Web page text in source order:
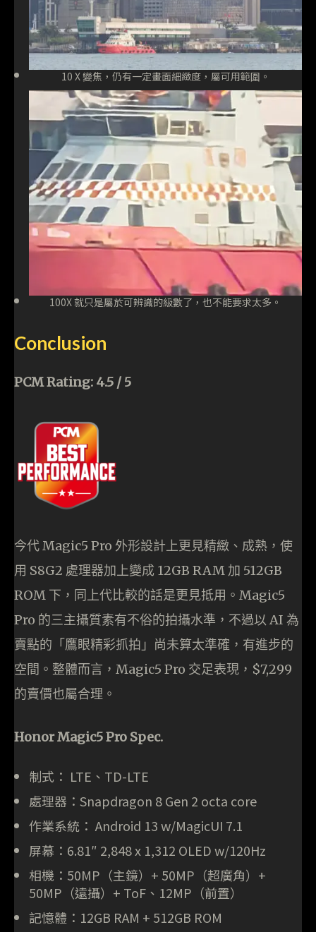
10 X 變焦，仍有一定畫面細緻度，屬可用範圍。
100X 就只是屬於可辨識的級數了，也不能要求太多。
Conclusion
PCM Rating: 4.5 / 5
今代 Magic5 Pro 外形設計上更見精緻、成熟，使
用 S8G2 處理器加上變成 12GB RAM 加 512GB
ROM 下，同上代比較的話是更見抵用。Magic5
Pro 的三主攝質素有不俗的拍攝水準，不過以 AI 為
賣點的「鷹眼精彩抓拍」尚未算太準確，有進步的
空間。整體而言，Magic5 Pro 交足表現，$7,299
的賣價也屬合理。
Honor Magic5 Pro Spec.
制式： LTE、TD-LTE
處理器：Snapdragon 8 Gen 2 octa core
作業系統： Android 13 w/MagicUI 7.1
屏幕：6.81″ 2,848 x 1,312 OLED w/120Hz
相機：50MP（主鏡）+ 50MP（超廣角）+
50MP（遠攝）+ ToF、12MP（前置）
記憶體：12GB RAM + 512GB ROM